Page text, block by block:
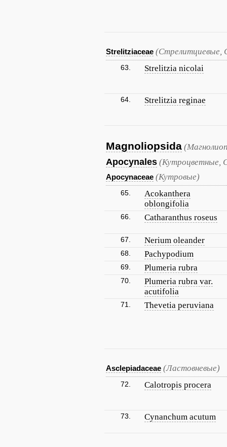
Strelitziaceae (Стрелитциевые,
63. Strelitzia nicolai
64. Strelitzia reginae
Magnoliopsida
Apocynales (Кутроцветные,
Apocynaceae (Кутровые)
65.
Acokanthera
oblongifolia
66. Catharanthus roseus
67. Nerium oleander
68. Pachypodium
69. Plumeria rubra
70.
Plumeria rubra var.
acutifolia
71. Thevetia peruviana
Asclepiadaceae (Ластовневые)
72. Calotropis procera
73. Cynanchum acutum